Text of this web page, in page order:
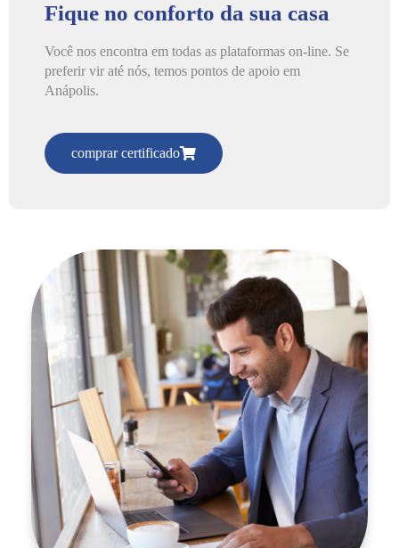
Fique no conforto da sua casa
Você nos encontra em todas as plataformas on-line. Se
preferir vir até nós, temos pontos de apoio em
Anápolis.
comprar certificado